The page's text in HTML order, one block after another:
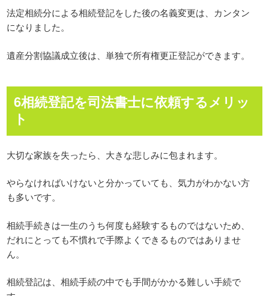
法定相続分による相続登記をした後の名義変更は、カンタン
になりました。
遺産分割協議成立後は、単独で所有権更正登記ができます。
6相続登記を司法書士に依頼するメリッ
ト
大切な家族を失ったら、大きな悲しみに包まれます。
やらなければいけないと分かっていても、気力がわかない方
も多いです。
相続手続きは一生のうち何度も経験するものではないため、
だれにとっても不慣れで手際よくできるものではありませ
ん。
相続登記は、相続手続の中でも手間がかかる難しい手続で